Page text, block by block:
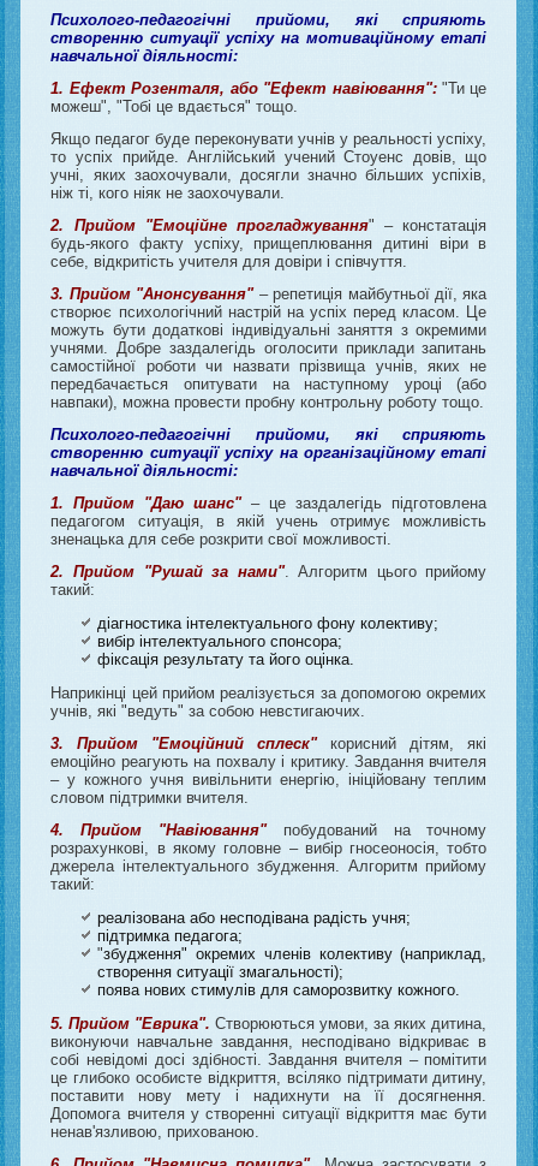
Психолого-педагогічні прийоми, які сприяють
створенню ситуації успіху на мотиваційному етапі
навчальної діяльності:
1. Ефект Розенталя, або "Ефект навіювання":"Ти це
можеш", "Тобі це вдається" тощо.
Якщо педагог буде переконувати учнів у реальності успіху,
то успіх прийде. Англійський учений Стоуенс довів, що
учні, яких заохочували, досягли значно більших успіхів,
ніж ті, кого ніяк не заохочували.
2. Прийом "Емоційне прогладжування" – констатація
будь-якого факту успіху, прищеплювання дитині віри в
себе, відкритість учителя для довіри і співчуття.
3. Прийом "Анонсування"– репетиція майбутньої дії, яка
створює психологічний настрій на успіх перед класом. Це
можуть бути додаткові індивідуальні заняття з окремими
учнями. Добре заздалегідь оголосити приклади запитань
самостійної роботи чи назвати прізвища учнів, яких не
передбачається опитувати на наступному уроці (або
навпаки), можна провести пробну контрольну роботу тощо.
Психолого-педагогічні прийоми, які сприяють
створенню ситуації успіху на організаційному етапі
навчальної діяльності:
1. Прийом "Даю шанс" – це заздалегідь підготовлена
педагогом ситуація, в якій учень отримує можливість
зненацька для себе розкрити свої можливості.
2. Прийом "Рушай за нами". Алгоритм цього прийому
такий:
діагностика інтелектуального фону колективу;
вибір інтелектуального спонсора;
фіксація результату та його оцінка.
Наприкінці цей прийом реалізується за допомогою окремих
учнів, які"ведуть" за собою невстигаючих.
3. Прийом "Емоційний сплеск"
корисний дітям, які
емоційно реагують на похвалу і критику. Завдання вчителя
– у кожного учня вивільнити енергію, ініційовану теплим
словом підтримки вчителя.
4. Прийом "Навіювання"побудований на точному
розрахункові, в якому головне – вибір гносеоносія, тобто
джерела інтелектуального збудження. Алгоритм прийому
такий:
реалізована або несподівана радість учня;
підтримка педагога;
"збудження" окремих членів колективу (наприклад,
створення ситуації змагальності);
поява нових стимулів для саморозвитку кожного.
5. Прийом "Еврика". Створюються умови, за яких дитина,
виконуючи навчальне завдання, несподівано відкриває в
собі невідомі досі здібності. Завдання вчителя – помітити
це глибоко особисте відкриття, всіляко підтримати дитину,
поставити нову мету і надихнути на її досягнення.
Допомога вчителя у створенні ситуації відкриття має бути
ненав'язливою, прихованою.